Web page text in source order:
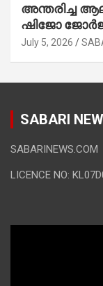
അന്തരിച്ച
ഷിജോ ജോർജ്
July 5, 2026
SABARI
SABARINEWS.COM
LICENCE NO: